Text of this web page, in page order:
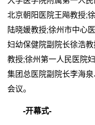
北京朝阳医院王飚教授;
陆晓媛教授;徐州市中心
妇幼保健院副院长徐浩
教授;徐州第一人民医院
集团总医院副院长李海
会议。
-开幕式-